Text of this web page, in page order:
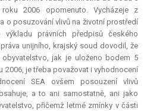
2006 opomenuto. Vycházeje z
o posuzování vlivů na životní prostředí
výkladu právních předpisů českého
unijního, krajský soud dovodil, že
jak je uloženo bodem 5
je třeba považovat i vyhodnocení
SEA ovšem posouzení vlivů
a to ani samostatně, ani jako
přičemž letmé zmínky v části